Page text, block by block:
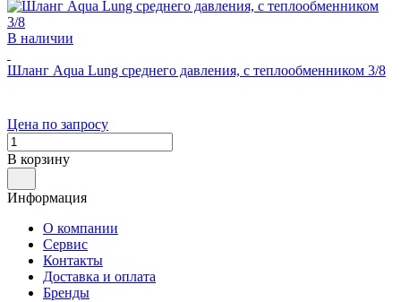
В наличии
Шланг Aqua Lung среднего давления, с теплообменником 3/8
Цена по запросу
В корзину
Информация
О компании
Сервис
Контакты
Доставка и оплата
Бренды